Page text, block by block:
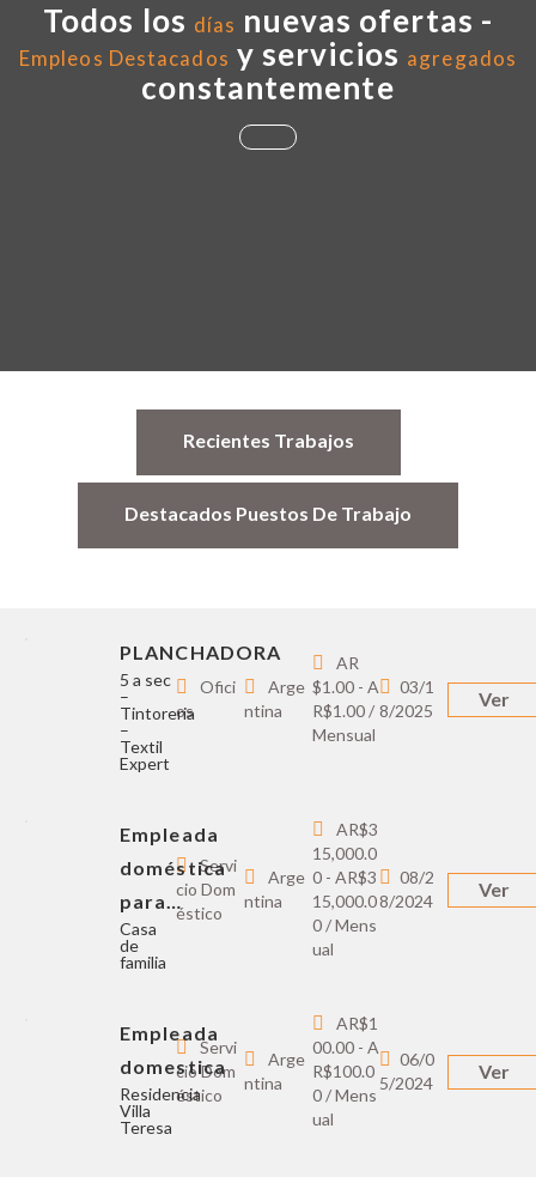
Todos los días nuevas ofertas -
Empleos Destacados y servicios agregados
constantemente
Recientes Trabajos
Destacados Puestos De Trabajo
PLANCHADORA
5 a sec
–
Tintoreria
–
Textil
Expert
Ofici
os
Arge
ntina
AR
$1.00 - A
R$1.00 /
Mensual
03/1
8/2025
Ver
Empleada
doméstica
para…
Casa
de
familia
Servi
cio Dom
éstico
Arge
ntina
AR$3
15,000.0
0 - AR$3
15,000.0
0 / Mens
ual
08/2
8/2024
Ver
Empleada
domestica
Residencia
Villa
Teresa
Servi
cio Dom
éstico
Arge
ntina
AR$1
00.00 - A
R$100.0
0 / Mens
ual
06/0
5/2024
Ver